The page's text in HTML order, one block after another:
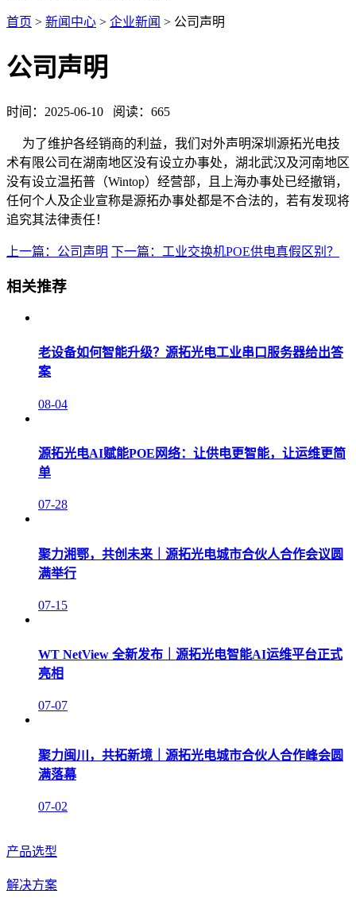
首页 > 新闻中心 > 企业新闻 > 公司声明
公司声明
时间： 2025-06-10 阅读： 665
为了维护各经销商的利益，我们对外声明深圳源拓光电技
术有限公司在湖南地区没有设立办事处，湖北武汉及河南地区
没有设立温拓普（Wintop）经营部，且上海办事处已经撤销，
任何个人及企业宣称是源拓办事处都是不合法的，若有发现将
追究其法律责任！
上一篇：公司声明 下一篇：工业交换机POE供电真假区别？
相关推荐
老设备如何智能升级？源拓光电工业串口服务器给出答
案
08-04
源拓光电AI赋能POE网络：让供电更智能，让运维更简
单
07-28
聚力湘鄂，共创未来｜源拓光电城市合伙人合作会议圆
满举行
07-15
WT NetView 全新发布｜源拓光电智能AI运维平台正式
亮相
07-07
聚力闽川，共拓新境｜源拓光电城市合伙人合作峰会圆
满落幕
07-02
产品选型
解决方案